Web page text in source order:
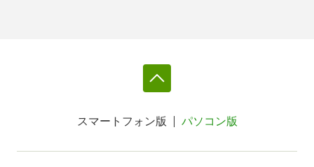
スマートフォン版 パソコン版